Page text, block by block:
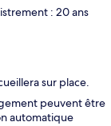
: 20 ans
sur place.
peuvent être
automatique